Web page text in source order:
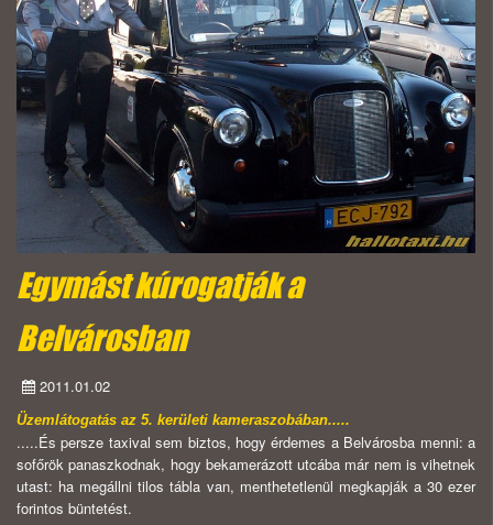
Egymást kúrogatják a
Belvárosban
2011.01.02
Üzemlátogatás az 5. kerületi kameraszobában.....
.....És persze taxival sem biztos, hogy érdemes a Belvárosba menni: a
sofőrök panaszkodnak, hogy bekamerázott utcába már nem is vihetnek
utast: ha megállni tilos tábla van, menthetetlenül megkapják a 30 ezer
forintos büntetést.